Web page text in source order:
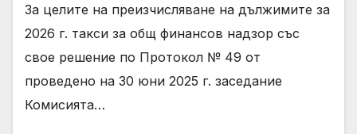
За целите на преизчисляване на дължимите за
2026 г. такси за общ финансов надзор със
свое решение по Протокол № 49 от
проведено на 30 юни 2025 г. заседание
Комисията…